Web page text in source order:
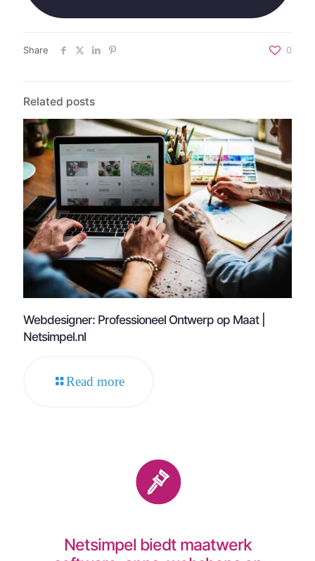
Share 0
Related posts
Webdesigner: Professioneel Ontwerp op Maat |
Netsimpel.nl
Read more
Netsimpel biedt maatwerk